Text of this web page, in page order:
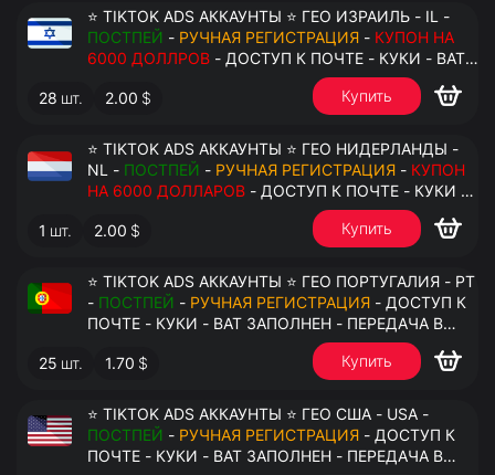
⭐ TIKTOK ADS АККАУНТЫ ⭐ ГЕО ИЗРАИЛЬ - IL -
ПОСТПЕЙ - РУЧНАЯ РЕГИСТРАЦИЯ - КУПОН НА
6000 ДОЛЛРОВ
ЗАПОЛНЕН - ПЕРЕДАЧА В АНТИДЕТЕКТ
28 шт. 2.00 $ Купить
⭐ TIKTOK ADS АККАУНТЫ ⭐ ГЕО НИДЕРЛАНДЫ -
NL - ПОСТПЕЙ - РУЧНАЯ РЕГИСТРАЦИЯ - КУПОН
НА 6000 ДОЛЛАРОВ - ДОСТУП К ПОЧТЕ - КУКИ -
ВАТ ЗАПОЛНЕН - ПЕРЕДАЧА В АНТИДЕТЕКТ
1 шт. 2.00 $ Купить
⭐ TIKTOK ADS АККАУНТЫ ⭐ ГЕО ПОРТУГАЛИЯ - PT
- ПОСТПЕЙ - РУЧНАЯ РЕГИСТРАЦИЯ
ПОЧТЕ - КУКИ - ВАТ ЗАПОЛНЕН - ПЕРЕДАЧА В
25 шт. 1.70 $ Купить
⭐ TIKTOK ADS АККАУНТЫ ⭐ ГЕО США - USA -
ПОСТПЕЙ - РУЧНАЯ РЕГИСТРАЦИЯ - ДОСТУП К
ПОЧТЕ - КУКИ - ВАТ ЗАПОЛНЕН - ПЕРЕДАЧА В